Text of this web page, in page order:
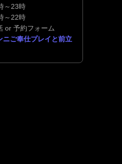
～23時
～22時
or 予約フォーム
ニご奉仕プレイと前立